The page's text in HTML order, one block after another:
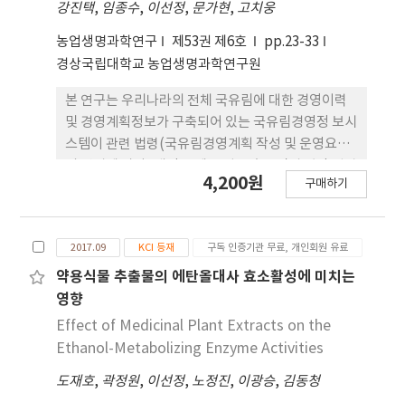
ha)중 약 30%를 차지하는 것으로 나타났다. 경남지
역 중에서는 하동군이 가장 많은 면적인 1,027 ha가
분포하는 것으로 나타났다. 경남지역의 시계열적인
분포면적 변화는 2013년 대비 2022년에 약 20.3% 감
소하였으 며, 2019년 대비 약 0.4%가 감소하였다. 경
남지역 대나무의 입목축적량은 2022년말 현재
148,510 ㎥인 것으로 계산되었으며, ha당 축적은 약
25 ㎥으로 나타났다. 그리고 경남지역 대나무 숲의 이
산화탄소저장량은 287,277 tCO2 이었으며, ha당 저
강진택, 임종수, 이선정, 문가현, 고치웅
농업생명과학연구 제53권 제6호
pp.23-33
경상국립대학교 농업생명과학연구원
본 연구는 우리나라의 전체 국유림에 대한 경영이력
및 경영계획정보가 구축되어 있는 국유림경영정 보시
스템이 관련 법령(국유림경영계획 작성 및 운영요령)
하도록 구축되어 있으나 개정 후에는 평균 흉고직경,
값을 최저·최고 흉고직경값으로 변환 할 수 있는 추
정 알고리즘이 필요하다. 따라서 본 연구는 국유림경
영정보시스템에 포함되어 있는 12개 주요 수종에 대
한 최저·최고 흉고직경을 자동으로 표기할 수 있는
추정식을 개발하기 위해 수행하였다. 최저·최고 흉
고직경 추정식을 개발하기 위하여 제5∼6차
(2006∼2015년) 국가산림자원조사(National
4,200원 구매하기
2017.09 KCI 등재 구독 인증기관 무료, 개인회원 유료
약용식물 추출물의 에탄올대사 효소활성에 미치는
영향
Effect of Medicinal Plant Extracts on the
Ethanol-Metabolizing Enzyme Activities
도재호, 곽정원, 이선정, 노정진, 이광승, 김동청